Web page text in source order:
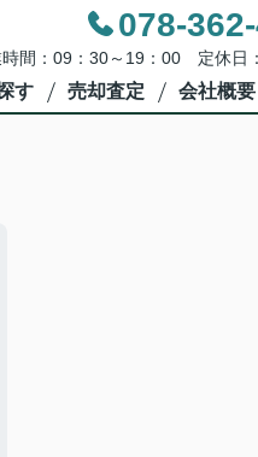
078-
間：09：30～19：00 定休日
す 売却査定 会社概要